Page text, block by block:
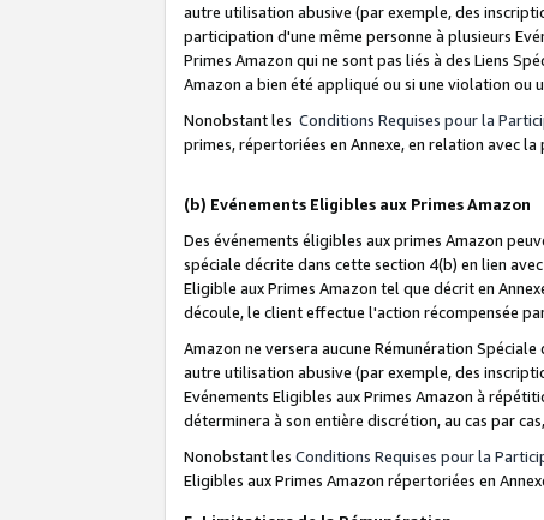
autre utilisation abusive (par exemple, des
participation d'une même personne à plusieurs
Primes Amazon qui ne sont pas liés à des Liens
Amazon a bien été appliqué ou si une violation ou
Nonobstant les Conditions Requises pour la
primes, répertoriées en Annexe, en relation avec
(b) Evénements Eligibles aux Primes Amazon
Des événements éligibles aux primes Amazon
spéciale décrite dans cette section 4(b) en lien
Eligible aux Primes Amazon tel que décrit en
découle, le client effectue l'action récompensée
Amazon ne versera aucune Rémunération
autre utilisation abusive (par exemple, des
Evénements Eligibles aux Primes Amazon à
déterminera à son entière discrétion, au cas par
Nonobstant les Conditions Requises pour la
Eligibles aux Primes Amazon répertoriées en